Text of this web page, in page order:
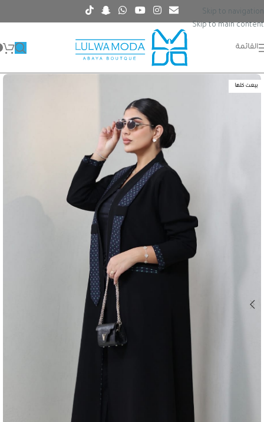
Skip to navigation
Skip to main content
القائمة
بيعت كلها